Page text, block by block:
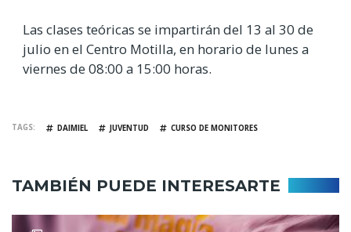
Las clases teóricas se impartirán del 13 al 30 de
julio en el Centro Motilla, en horario de lunes a
viernes de 08:00 a 15:00 horas.
TAGS DAIMIEL JUVENTUD CURSO DE MONITORES
TAMBIÉN PUEDE INTERESARTE